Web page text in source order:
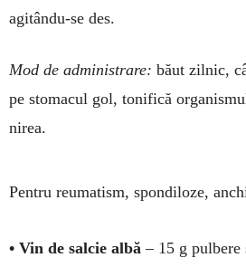
agitându-se des.
Mod de ad­ministrare: băut zil­nic,
pe sto­macul gol, tonifică
nirea.
Pentru reumatism, spondiloze,
• Vin de salcie albă – 15 g pulbere